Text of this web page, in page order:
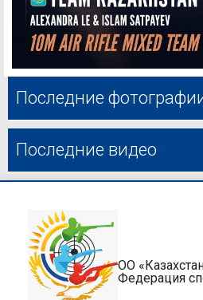
Последние
Последние видео
ОО
Федерация